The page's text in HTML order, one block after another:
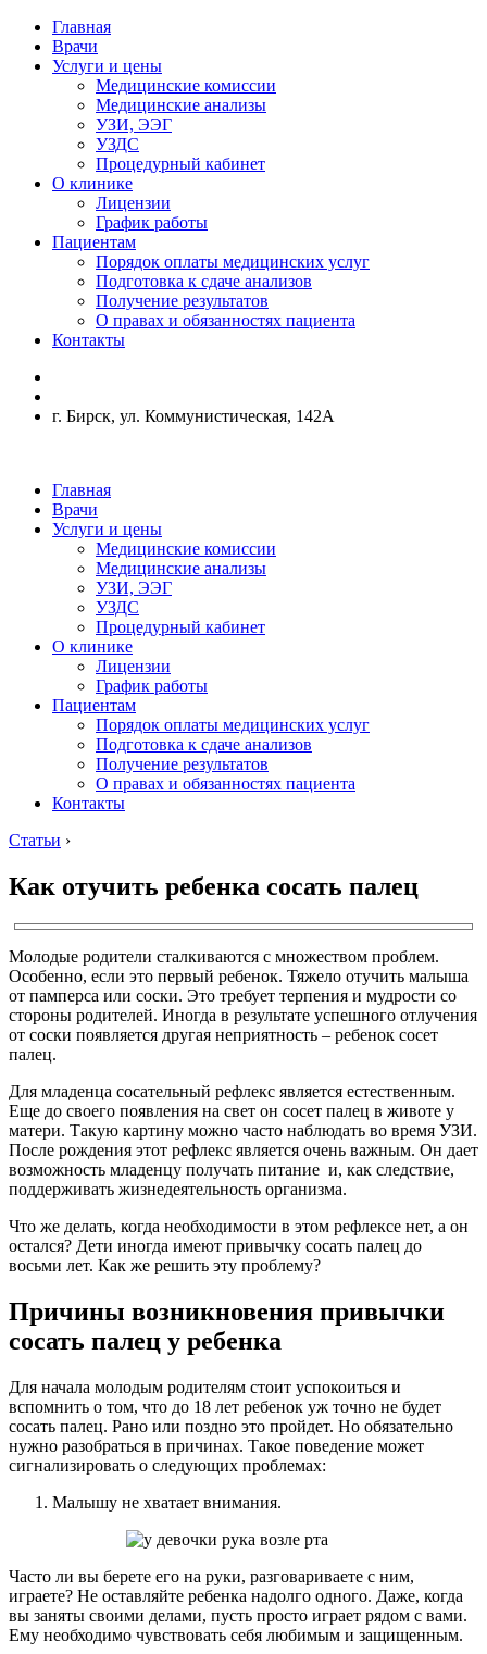
Главная
Врачи
Услуги и цены
Медицинские комиссии
Медицинские анализы
УЗИ, ЭЭГ
УЗДС
Процедурный кабинет
О клинике
Лицензии
График работы
Пациентам
Порядок оплаты медицинских услуг
Подготовка к сдаче анализов
Получение результатов
О правах и обязанностях пациента
Контакты
г. Бирск, ул. Коммунистическая, 142А
Главная
Врачи
Услуги и цены
Медицинские комиссии
Медицинские анализы
УЗИ, ЭЭГ
УЗДС
Процедурный кабинет
О клинике
Лицензии
График работы
Пациентам
Порядок оплаты медицинских услуг
Подготовка к сдаче анализов
Получение результатов
О правах и обязанностях пациента
Контакты
Статьи ›
Как отучить ребенка сосать палец
Молодые родители сталкиваются с множеством проблем.
Особенно, если это первый ребенок. Тяжело отучить малыша
от памперса или соски. Это требует терпения и мудрости со
стороны родителей. Иногда в результате успешного отлучения
от соски появляется другая неприятность – ребенок сосет
палец.
Для младенца сосательный рефлекс является естественным.
Еще до своего появления на свет он сосет палец в животе у
матери. Такую картину можно часто наблюдать во время УЗИ.
После рождения этот рефлекс является очень важным. Он дает
возможность младенцу получать питание и, как следствие,
поддерживать жизнедеятельность организма.
Что же делать, когда необходимости в этом рефлексе нет, а он
остался? Дети иногда имеют привычку сосать палец до
восьми лет. Как же решить эту проблему?
Причины возникновения привычки
сосать палец у ребенка
Для начала молодым родителям стоит успокоиться и
вспомнить о том, что до 18 лет ребенок уж точно не будет
сосать палец. Рано или поздно это пройдет. Но обязательно
нужно разобраться в причинах. Такое поведение может
сигнализировать о следующих проблемах:
Малышу не хватает внимания.
Часто ли вы берете его на руки, разговариваете с ним,
играете? Не оставляйте ребенка надолго одного. Даже, когда
вы заняты своими делами, пусть просто играет рядом с вами.
Ему необходимо чувствовать себя любимым и защищенным.